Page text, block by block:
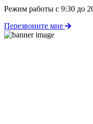
Режим работы с 9:30 до
Перезвоните мне